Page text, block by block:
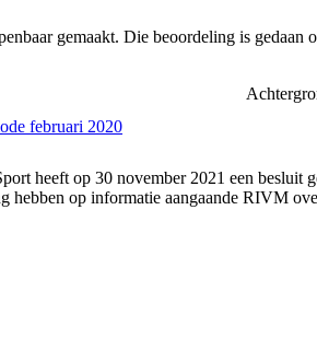
gemaakt. Die beoordeling is
februari 2020
heeft op 30 november 2021 een besluit
hebben op informatie aangaande RIVM